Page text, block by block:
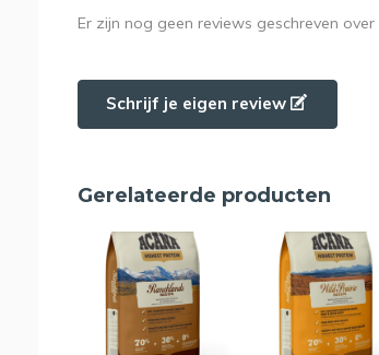
Er zijn nog geen reviews geschreven
Schrijf je eigen review
Gerelateerde producten